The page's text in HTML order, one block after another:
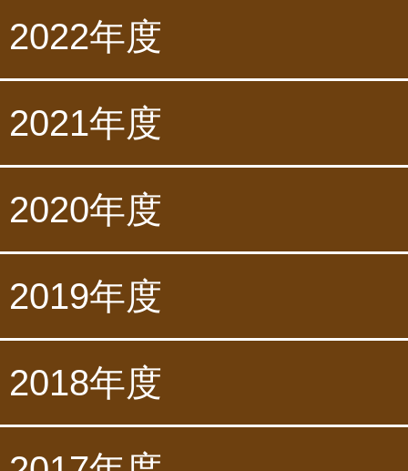
2022年度
2021年度
2020年度
2019年度
2018年度